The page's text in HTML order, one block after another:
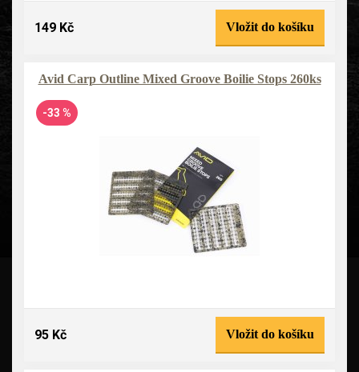
149 Kč Vložit do košíku
Avid Carp Outline Mixed Groove Boilie Stops 260ks
-33 %
95 Kč Vložit do košíku